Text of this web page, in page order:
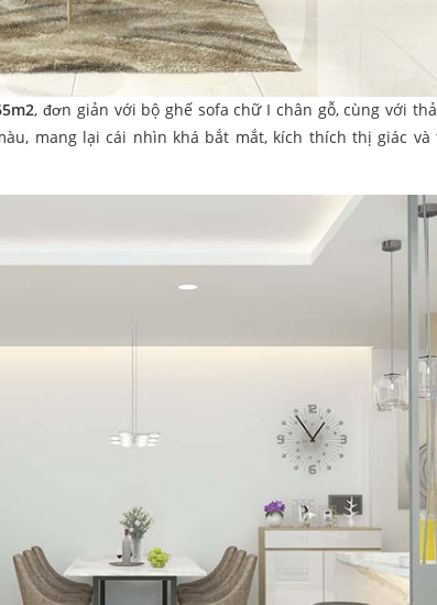
, đơn giản với bộ ghế sofa chữ I chân gỗ, cùng với
mang lại cái nhìn khá bắt mắt, kích thích thị giác và